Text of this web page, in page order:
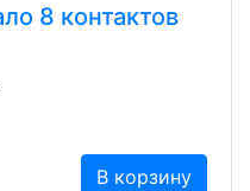
8 контактов
В корзину